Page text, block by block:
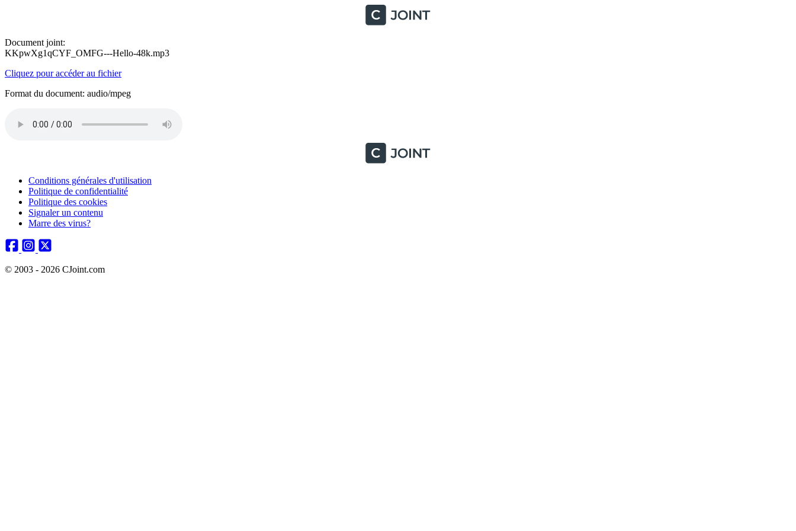
Document joint:
KKpwXg1qCYF_OMFG---Hello-48k.mp3
Cliquez pour accéder au fichier
Format du document: audio/mpeg
Conditions générales d'utilisation
Politique de confidentialité
Politique des cookies
Signaler un contenu
Marre des virus?
© 2003 - 2026 CJoint.com